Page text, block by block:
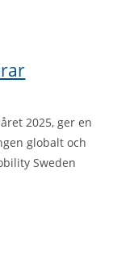
2025, ger en
globalt och
Sweden